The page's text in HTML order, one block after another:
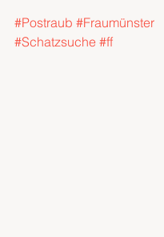
#Postraub #Fraumünster
#Schatzsuche #ff